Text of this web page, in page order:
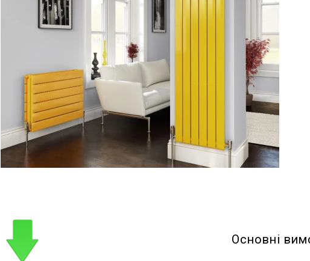
Основні